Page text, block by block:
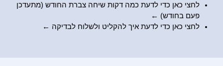
לחצי כאן כדי לדעת כמה דקות שיחה צברת החודש (מתעדכן
פעם בחודש) ←
לחצי כאן כדי לדעת איך להקליט ולשלוח לבדיקה ←